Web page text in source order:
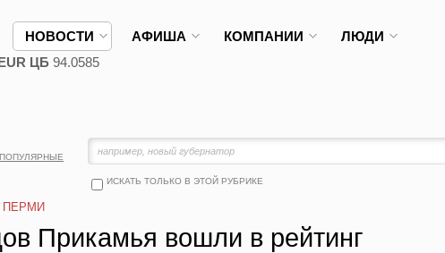
НОВОСТИ АФИША КОМПАНИИ ЛЮДИ
ЦБ 94.0585
ИСКАТЬ ТОЛЬКО В ЭТОЙ РУБРИКЕ
ПОПУЛЯРНЫЕ
ПЕРМИ
Прикамья вошли в рейтинг